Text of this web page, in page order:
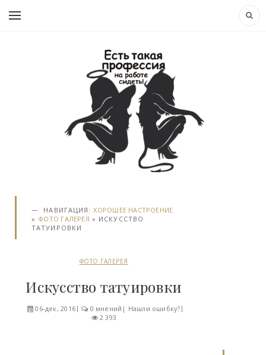
НАВИГАЦИЯ:ХОРОШЕЕ НАСТРОЕНИЕ.
» ФОТО ГАЛЕРЕЯ » ИСКУССТВО
ТАТУИРОВКИ
ФОТО ГАЛЕРЕЯ
Искусство татуировки
06-дек, 2016 0 мнений | Нашли ошибку?
2 393